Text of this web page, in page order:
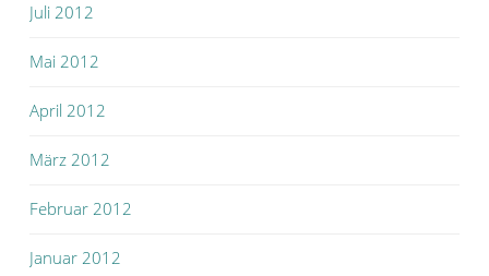
Juli 2012
Mai 2012
April 2012
März 2012
Februar 2012
Januar 2012